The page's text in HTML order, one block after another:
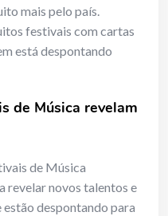
mais pelo país.
festivais com cartas
está despontando
de Música revelam
de Música
revelar novos talentos e
despontando para